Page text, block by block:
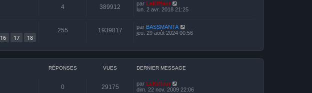
4 389912 par LeKiffeur
lun. 2 avr. 2018 21:25
16 17 18
255 1939817 par BASSMANTA
jeu. 29 août 2024 00:56
RÉPONSES VUES DERNIER MESSAGE
0 29175 par LeKiffeur
dim. 22 nov. 2009 22:06